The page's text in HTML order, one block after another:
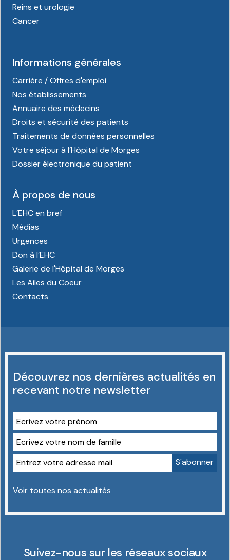
Reins et urologie
Cancer
Informations générales
Carrière / Offres d'emploi
Nos établissements
Annuaire des médecins
Droits et sécurité des patients
Traitements de données personnelles
Votre séjour à l’Hôpital de Morges
Dossier électronique du patient
À propos de nous
L’EHC en bref
Médias
Urgences
Don à l’EHC
Galerie de l'Hôpital de Morges
Les Ailes du Coeur
Contacts
Découvrez nos dernières actualités en
recevant notre newsletter
Voir toutes nos actualités
Suivez-nous sur les réseaux sociaux